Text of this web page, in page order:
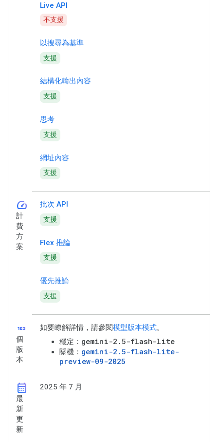
Live API
不支援
以搜尋為基準
支援
結構化輸出內容
支援
思考
支援
網址內容
支援
speed
計
費
方
案
批次 API
支援
Flex 推論
支援
優先推論
支援
123
個
版
本
如要瞭解詳情，請參閱模型版本模式。
穩定： gemini-2.5-flash-lite
關機： gemini-2.5-flash-lite-
preview-09-2025
calendar_month
最
新
更
新
2025 年 7 月